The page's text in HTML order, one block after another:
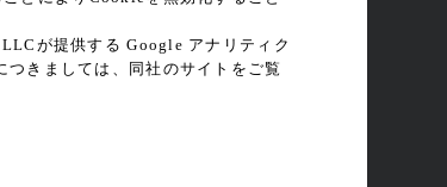
が提供する Google アナリティク
きましては、同社のサイトをご覧